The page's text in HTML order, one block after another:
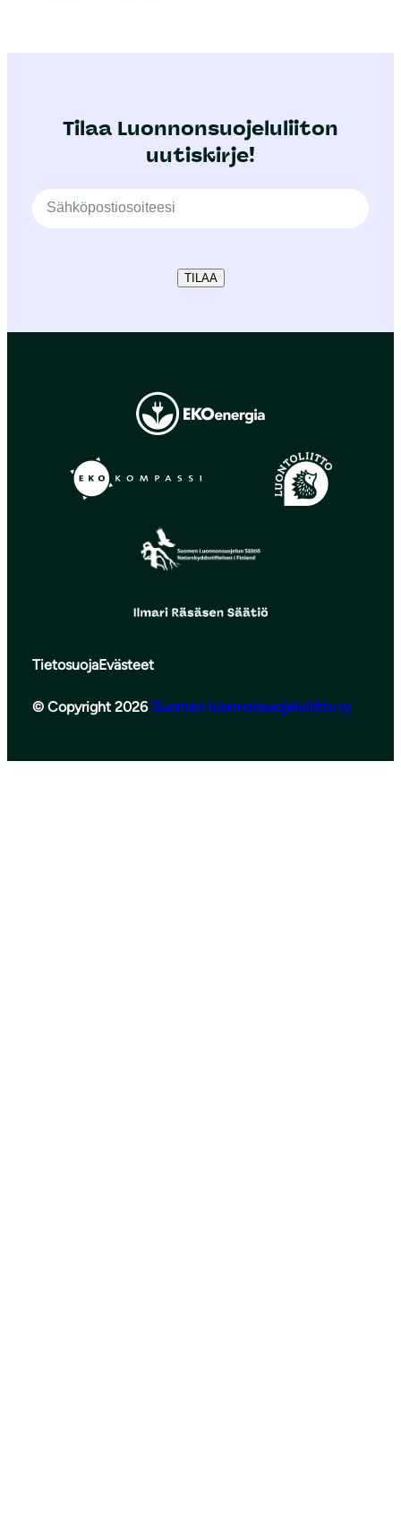
Tilaa Luonnonsuojeluliiton
uutiskirje!
TILAA
TietosuojaEvästeet
© Copyright 2026 Suomen luonnonsuojeluliitto ry